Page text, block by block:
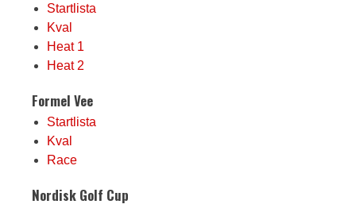
Startlista
Kval
Heat 1
Heat 2
Formel Vee
Startlista
Kval
Race
Nordisk Golf Cup